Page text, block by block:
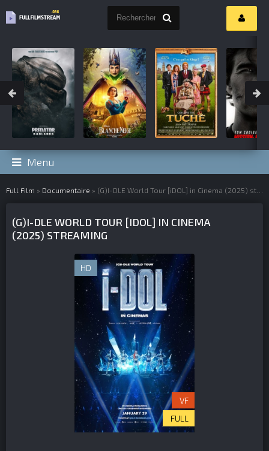
Menu
Full Film » Documentaire » (G)I-DLE World Tour [iDOL] in Cinema (2025) streaming complet
(G)I-DLE WORLD TOUR [IDOL] IN CINEMA
(2025) STREAMING
HD
VF
FULL